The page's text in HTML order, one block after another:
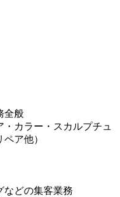
全般
・カラー・スカルプチュ
ア他）
などの集客業務